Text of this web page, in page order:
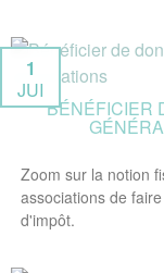
BÉNÉFICIER
1
JUI
Zoom sur la notion
associations de
d'impôt.